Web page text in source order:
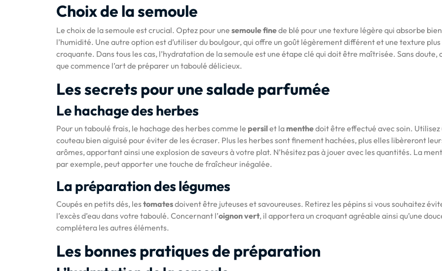
Choix de la semoule
Le choix de la semoule est crucial. Optez pour une semoule finede blé pour une texture légère qui absorbe bien
l’humidité. Une autre option est d’utiliser du boulgour, qui offre un goût légèrement différent et une texture plus
croquante. Dans tous les cas, l’hydratation de la semoule est une étape clé qui doit être maîtrisée. Sans doute,
que commence l’art de préparer un taboulé délicieux.
Les secrets pour une salade parfumée
Le hachage des herbes
Pour un taboulé frais, le hachage des herbes comme le persilet la menthedoit être effectué avec soin. Utilisez
couteau bien aiguisé pour éviter de les écraser. Plus les herbes sont finement hachées, plus elles libèreront
arômes, apportant ainsi une explosion de saveurs à votre plat. N’hésitez pas à jouer avec les quantités. La
par exemple, peut apporter une touche de fraîcheur inégalée.
La préparation des légumes
Coupés en petits dés, lestomatesdoivent être juteuses et savoureuses. Retirez les pépins si vous souhaitez
l’excès d’eau dans votre taboulé. Concernant l’oignon vert, il apportera un croquant agréable ainsi qu’une
complétera les autres éléments.
Les bonnes pratiques de préparation